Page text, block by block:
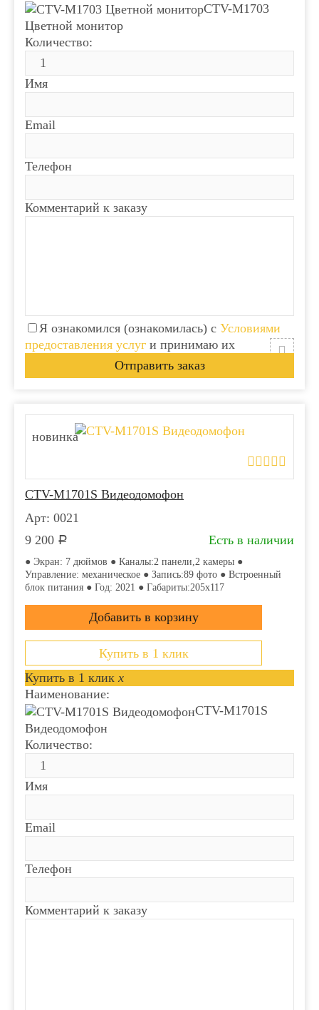
CTV-M1703
Цветной монитор
Количество:
Имя
Email
Телефон
Комментарий к заказу
Я ознакомился (ознакомилась) с Условиями
предоставления услуг и принимаю их
новинка
CTV-M1701S Видеодомофон
Арт: 0021
9 200 Р Есть в наличии
● Экран: 7 дюймов ● Каналы:2 панели,2 камеры ●
Управление: механическое ● Запись:89 фото ● Встроенный
блок питания ● Год: 2021 ● Габариты:205x117
Купить в 1 клик
Купить в 1 клик x
Наименование:
CTV-M1701S
Видеодомофон
Количество:
Имя
Email
Телефон
Комментарий к заказу